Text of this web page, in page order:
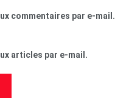
commentaires par e-mail.
articles par e-mail.